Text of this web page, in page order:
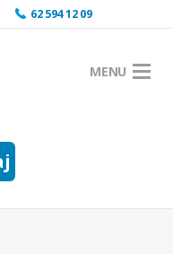
62 594 12 09
MENU